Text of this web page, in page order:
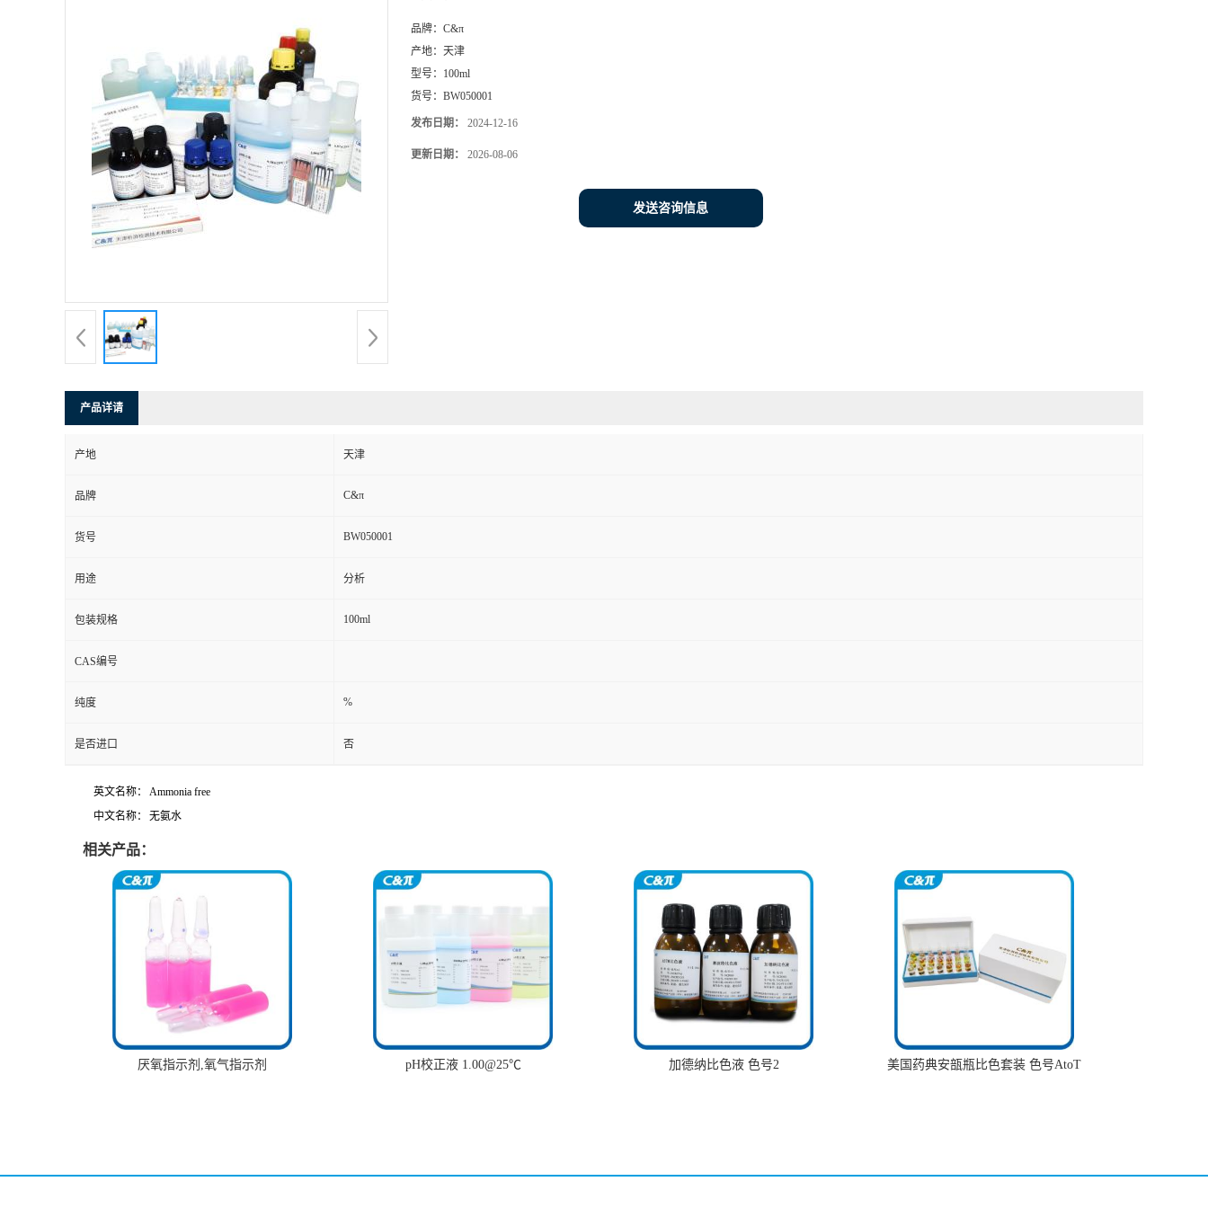
品牌： C&π
产地： 天津
型号： 100ml
货号： BW050001
发布日期： 2024-12-16
更新日期： 2026-08-06
发送咨询信息
产品详请
产地 天津
品牌 C&π
货号 BW050001
用途 分析
包装规格 100ml
CAS编号
纯度 %
是否进口 否
英文名称：
Ammonia free
中文名称：
无氨水
相关产品：
厌氧指示剂,氧气指示剂 pH校正液 1.00@25℃ 加德纳比色液 色号2 美国药典安瓿瓶比色套装 色号AtoT